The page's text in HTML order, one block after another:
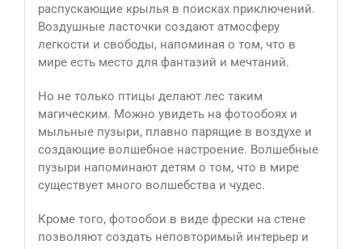
распускающие крылья в поисках приключений.
Воздушные ласточки создают атмосферу
легкости и свободы, напоминая о том, что в
мире есть место для фантазий и мечтаний.
Но не только птицы делают лес таким
магическим. Можно увидеть на фотообоях и
мыльные пузыри, плавно парящие в воздухе и
создающие волшебное настроение. Волшебные
пузыри напоминают детям о том, что в мире
существует много волшебства и чудес.
Кроме того, фотообои в виде фрески на стене
позволяют создать неповторимый интерьер и